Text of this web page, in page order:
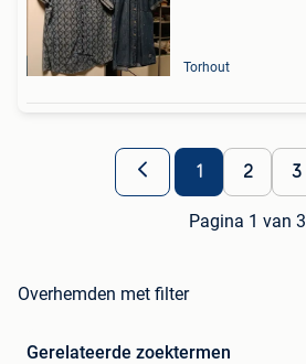
Torhout
1 2 3
Pagina 1 van 3
Overhemden met filter
Gerelateerde zoektermen